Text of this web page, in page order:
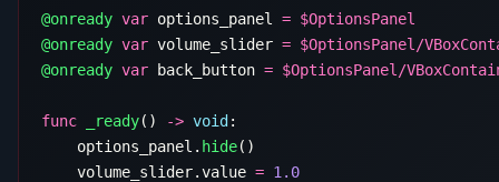
@onready var options_panel = $
@onready var volume_slider = $
@onready var back_button = $
func _ready() -> void
    options_panel.
hide
    volume_slider.value
=